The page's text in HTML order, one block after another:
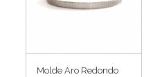
Molde Aro Redondo